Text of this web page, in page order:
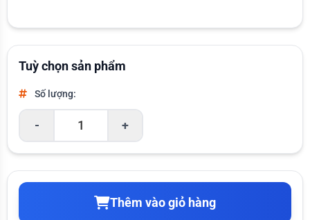
Tuỳ chọn sản phẩm
Số lượng:
- +
Thêm vào giỏ hàng